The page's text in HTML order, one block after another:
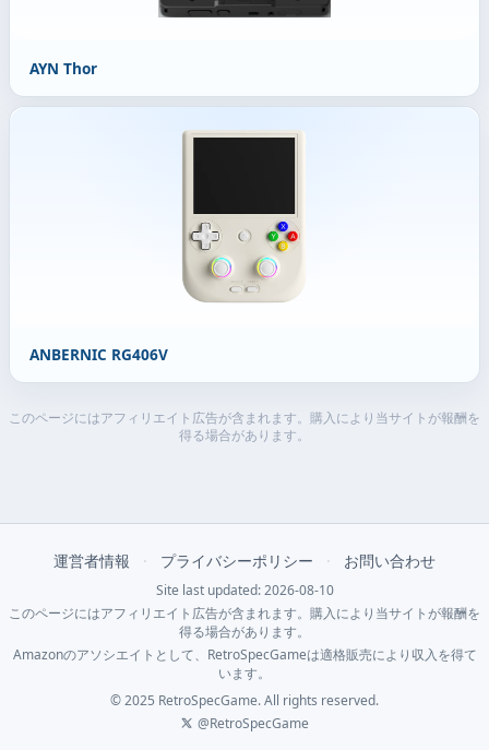
AYN Thor
ANBERNIC RG406V
このページにはアフィリエイト広告が含まれます。購入により当サイトが報酬を
得る場合があります。
運営者情報 · プライバシーポリシー · お問い合わせ
Site last updated: 2026-08-10
このページにはアフィリエイト広告が含まれます。購入により当サイトが報酬を
得る場合があります。
Amazonのアソシエイトとして、RetroSpecGameは適格販売により収入を得て
います。
© 2025 RetroSpecGame. All rights reserved.
@RetroSpecGame